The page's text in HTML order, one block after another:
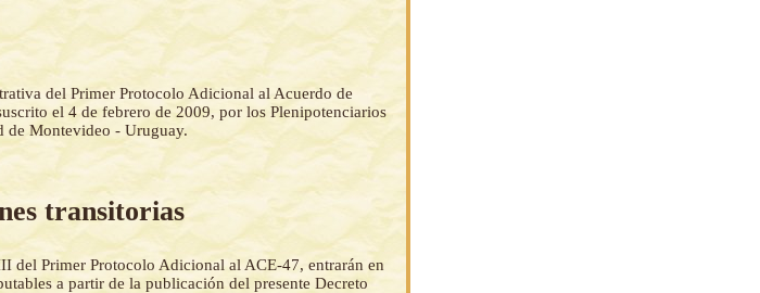
del Primer Protocolo Adicional al Acuerdo de
el 4 de febrero de 2009, por los Plenipotenciarios
de Montevideo - Uruguay.
transitorias
del Primer Protocolo Adicional al ACE-47, entrarán en
a partir de la publicación del presente Decreto